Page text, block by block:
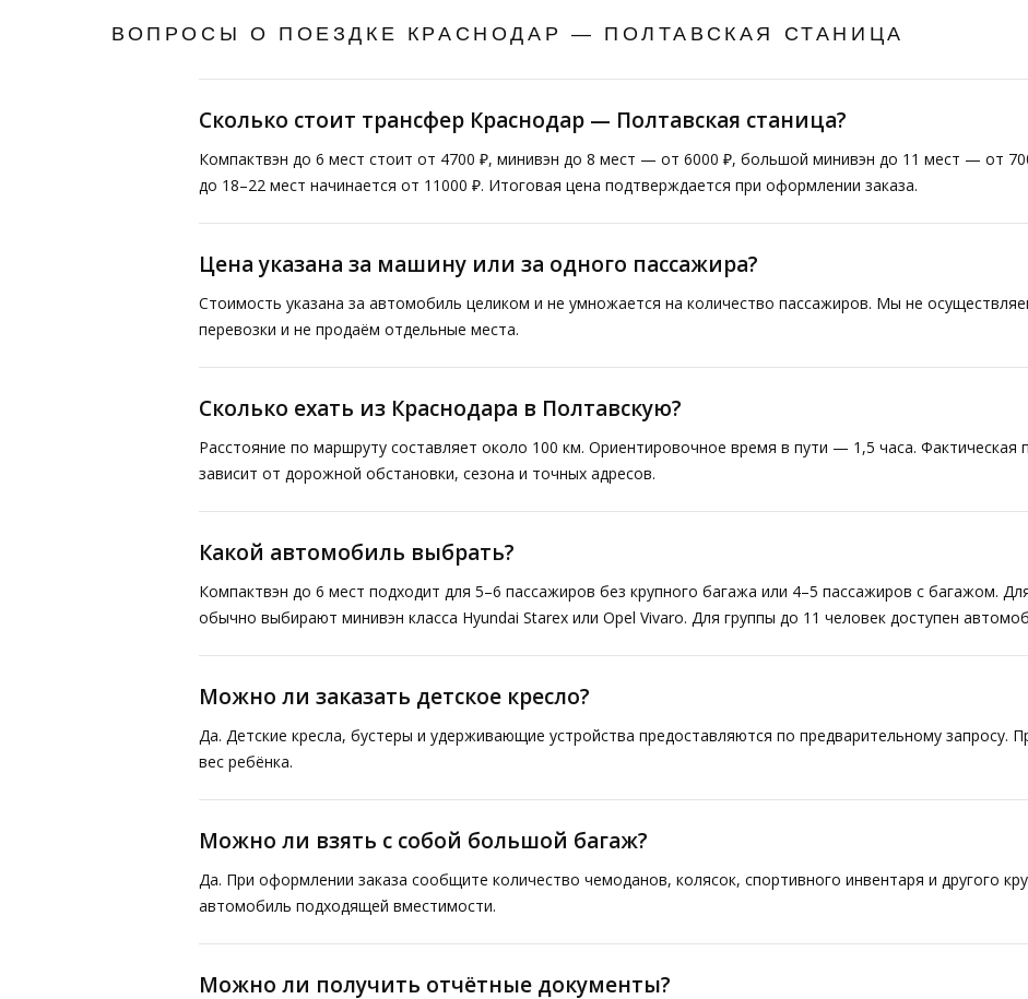
ВОПРОСЫ О ПОЕЗДКЕ КРАСНОДАР — ПОЛТАВСКАЯ СТАНИЦА
Сколько стоит трансфер Краснодар — Полтавская станица?
Компактвэн до 6 мест стоит от 4700 ₽, минивэн до 8 мест — от 6000 ₽, большой минивэн до 11 мест — от
до 18–22 мест начинается от 11000 ₽. Итоговая цена подтверждается при оформлении заказа.
Цена указана за машину или за одного пассажира?
Стоимость указана за автомобиль целиком и не умножается на количество пассажиров. Мы не
перевозки и не продаём отдельные места.
Сколько ехать из Краснодара в Полтавскую?
Расстояние по маршруту составляет около 100 км. Ориентировочное время в пути — 1,5 часа. Фактическая
зависит от дорожной обстановки, сезона и точных адресов.
Какой автомобиль выбрать?
Компактвэн до 6 мест подходит для 5–6 пассажиров без крупного багажа или 4–5 пассажиров с багажом.
обычно выбирают минивэн класса Hyundai Starex или Opel Vivaro. Для группы до 11 человек доступен
Можно ли заказать детское кресло?
Да. Детские кресла, бустеры и удерживающие устройства предоставляются по предварительному запросу.
вес ребёнка.
Можно ли взять с собой большой багаж?
Да. При оформлении заказа сообщите количество чемоданов, колясок, спортивного инвентаря и другого
автомобиль подходящей вместимости.
Можно ли получить отчётные документы?